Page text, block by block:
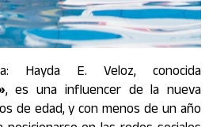
Hayda E. Veloz, conocida
, es una influencer de la nueva
de edad, y con menos de un año